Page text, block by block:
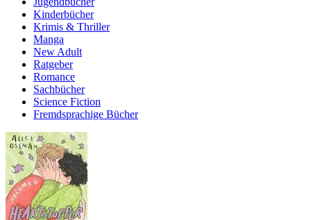
Kinderbücher
Krimis & Thriller
Manga
New Adult
Ratgeber
Romance
Sachbücher
Science Fiction
Fremdsprachige Bücher